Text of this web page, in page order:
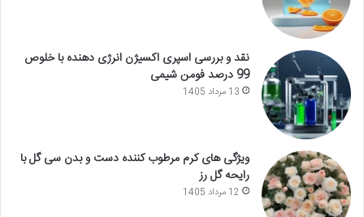
نقد و بررسی اسپری اکسیژن انرژی دهنده با خلوص
99 درصد فومن شیمی
13 مرداد 1405
ویژگی های کرم مرطوب کننده دست و بدن سی گل با
رایحه گل رز
12 مرداد 1405